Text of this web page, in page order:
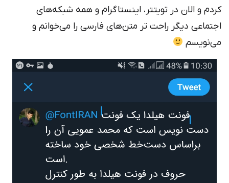
و الان در تویتتر، اینستاگرام و همه شبکه‌های
دیگر راحت تر متن‌های فارسی را می‌خوانم و